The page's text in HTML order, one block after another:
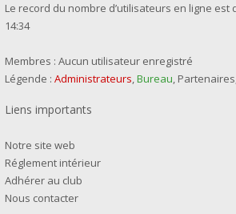
Le record du nombre d’utilisateurs en ligne est
14:34
Membres : Aucun utilisateur enregistré
Légende : Administrateurs,Bureau, Partenaires
Liens importants
Notre site web
Réglement intérieur
Adhérer au club
Nous contacter